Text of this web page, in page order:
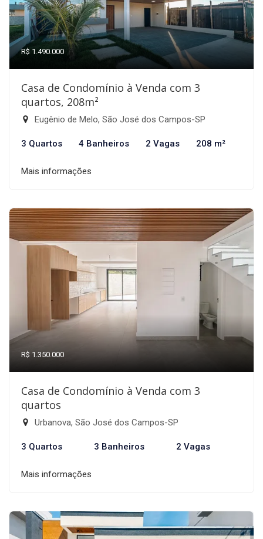
R$ 1.490.000
Casa de Condomínio à Venda com 3
quartos, 208m²
Eugênio de Melo, São José dos Campos-SP
3 Quartos 4 Banheiros 2 Vagas 208 m²
Mais informações
R$ 1.350.000
Casa de Condomínio à Venda com 3
quartos
Urbanova, São José dos Campos-SP
3 Quartos 3 Banheiros 2 Vagas
Mais informações